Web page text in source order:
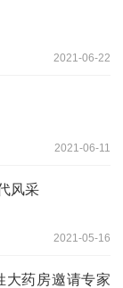
2021-06-22
2021-06-11
风采
2021-05-16
大药房邀请专家